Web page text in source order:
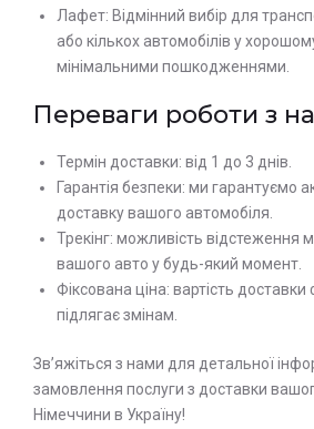
Лафет: Відмінний вибір для
або кількох автомобілів у
мінімальними пошкодженнями.
Переваги роботи з
Термін доставки: від 1 до 3 днів.
Гарантія безпеки: ми гарантуємо
доставку вашого автомобіля.
Трекінг: можливість відстеження
вашого авто у будь-який момент.
Фіксована ціна: вартість доставки
підлягає змінам.
Зв’яжіться з нами для детальної
замовлення послуги з доставки
Німеччини в Україну!